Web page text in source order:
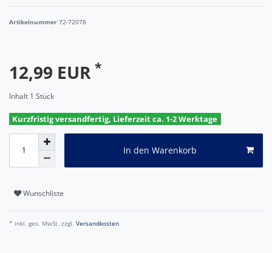
Artikelnummer 72-72078
12,99 EUR *
Inhalt 1 Stück
Kurzfristig versandfertig, Lieferzeit ca. 1-2 Werktage
In den Warenkorb
Wunschliste
* inkl. ges. MwSt. zzgl. Versandkosten